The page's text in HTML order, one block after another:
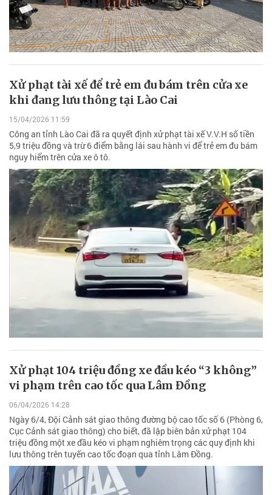
Xử phạt tài xế để trẻ em đu bám trên cửa xe
khi đang lưu thông tại Lào Cai
15/04/2026 11:59
Công an tỉnh Lào Cai đã ra quyết định xử phạt tài xế V.V.H số tiền
5,9 triệu đồng và trừ 6 điểm bằng lái sau hành vi để trẻ em đu bám
nguy hiểm trên cửa xe ô tô.
Xử phạt 104 triệu đồng xe đầu kéo “3 không”
vi phạm trên cao tốc qua Lâm Đồng
06/04/2026 14:28
Ngày 6/4, Đội Cảnh sát giao thông đường bộ cao tốc số 6 (Phòng 6,
Cục Cảnh sát giao thông) cho biết, đã lập biên bản xử phạt 104
triệu đồng một xe đầu kéo vi phạm nghiêm trọng các quy định khi
lưu thông trên tuyến cao tốc đoạn qua tỉnh Lâm Đồng.